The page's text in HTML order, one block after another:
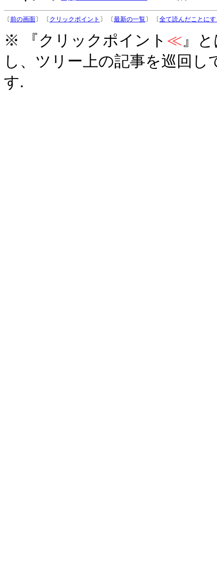
〔前の画面〕 〔 クリックポイント 〕 〔最新の一覧 〕 〔全て読んだことに
※ 『クリックポイント ≪』
し、ツリー上の記事を巡回
す.